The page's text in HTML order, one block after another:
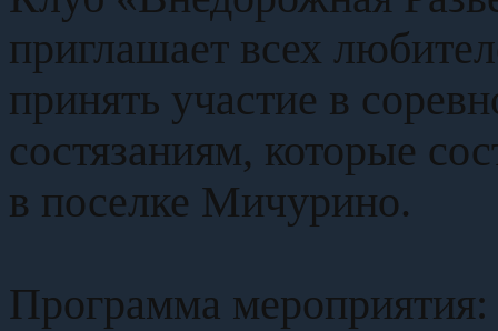
приглашает всех
принять участие в
состязаниям, которые
в поселке Мичурино.
Программа мероприятия: